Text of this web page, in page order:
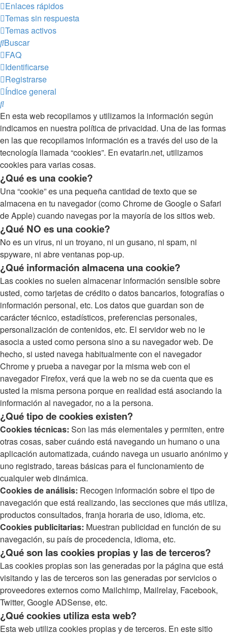
Enlaces rápidos
Temas sin respuesta
Temas activos
Buscar
FAQ
Identificarse
Registrarse
Índice general
Buscar
En esta web recopilamos y utilizamos la información según
indicamos en nuestra política de privacidad. Una de las formas
en las que recopilamos información es a través del uso de la
tecnología llamada “cookies”. En evatarin.net, utilizamos
cookies para varias cosas.
¿Qué es una cookie?
Una “cookie” es una pequeña cantidad de texto que se
almacena en tu navegador (como Chrome de Google o Safari
de Apple) cuando navegas por la mayoría de los sitios web.
¿Qué NO es una cookie?
No es un virus, ni un troyano, ni un gusano, ni spam, ni
spyware, ni abre ventanas pop-up.
¿Qué información almacena una cookie?
Las cookies no suelen almacenar información sensible sobre
usted, como tarjetas de crédito o datos bancarios, fotografías o
información personal, etc. Los datos que guardan son de
carácter técnico, estadísticos, preferencias personales,
personalización de contenidos, etc. El servidor web no le
asocia a usted como persona sino a su navegador web. De
hecho, si usted navega habitualmente con el navegador
Chrome y prueba a navegar por la misma web con el
navegador Firefox, verá que la web no se da cuenta que es
usted la misma persona porque en realidad está asociando la
información al navegador, no a la persona.
¿Qué tipo de cookies existen?
Cookies técnicas: Son las más elementales y permiten, entre
otras cosas, saber cuándo está navegando un humano o una
aplicación automatizada, cuándo navega un usuario anónimo y
uno registrado, tareas básicas para el funcionamiento de
cualquier web dinámica.
Cookies de análisis: Recogen información sobre el tipo de
navegación que está realizando, las secciones que más utiliza,
productos consultados, franja horaria de uso, idioma, etc.
Cookies publicitarias: Muestran publicidad en función de su
navegación, su país de procedencia, idioma, etc.
¿Qué son las cookies propias y las de terceros?
Las cookies propias son las generadas por la página que está
visitando y las de terceros son las generadas por servicios o
proveedores externos como Mailchimp, Mailrelay, Facebook,
Twitter, Google ADSense, etc.
¿Qué cookies utiliza esta web?
Esta web utiliza cookies propias y de terceros. En este sitio